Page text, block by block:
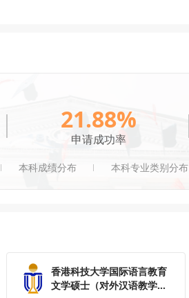
21.88%
申请成功率
本科成绩分布 本科专业类别分布
香港科技大学国际语言教育
文学硕士（对外汉语教学）